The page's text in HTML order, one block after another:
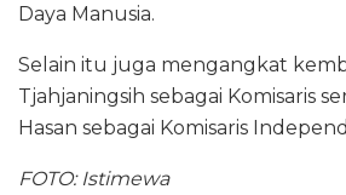
Daya Manusia.
Selain itu juga mengangkat
Tjahjaningsih sebagai Komisaris
Hasan sebagai Komisaris
FOTO: Istimewa